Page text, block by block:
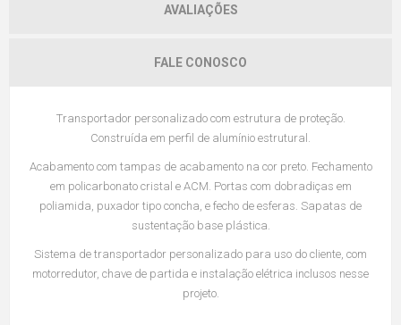
AVALIAÇÕES
FALE CONOSCO
Transportador personalizado com estrutura de proteção.
Construída em perfil de alumínio estrutural.
Acabamento com tampas de acabamento na cor preto. Fechamento
em policarbonato cristal e ACM. Portas com dobradiças em
poliamida, puxador tipo concha, e fecho de esferas. Sapatas de
sustentação base plástica.
Sistema de transportador personalizado para uso do cliente, com
motorredutor, chave de partida e instalação elétrica inclusos nesse
projeto.